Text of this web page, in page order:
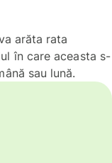
arăta rata
în care aceasta s-
sau lună.